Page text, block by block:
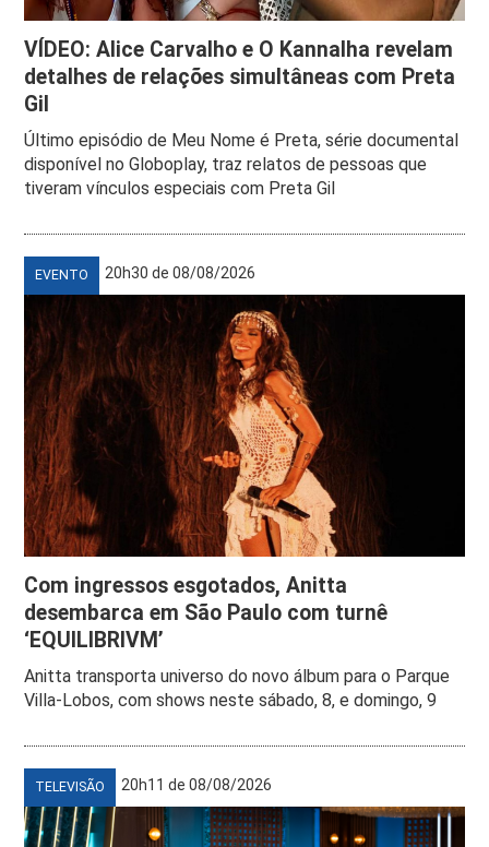
VÍDEO: Alice Carvalho e O Kannalha revelam
detalhes de relações simultâneas com Preta
Gil
Último episódio de Meu Nome é Preta, série documental
disponível no Globoplay, traz relatos de pessoas que
tiveram vínculos especiais com Preta Gil
EVENTO 20h30 de 08/08/2026
Com ingressos esgotados, Anitta
desembarca em São Paulo com turnê
‘EQUILIBRIVM’
Anitta transporta universo do novo álbum para o Parque
Villa-Lobos, com shows neste sábado, 8, e domingo, 9
TELEVISÃO 20h11 de 08/08/2026